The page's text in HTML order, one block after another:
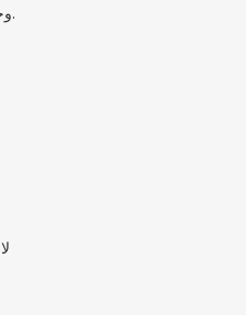
وحوّلها جميعاً معاً في عملية واحدة فعّالة.